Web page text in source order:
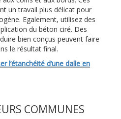
un travail plus délicat pour
Egalement, utilisez des
du béton ciré. Des
bien conçus peuvent faire
le résultat final.
l’étanchéité d’une dalle en
COMMUNES